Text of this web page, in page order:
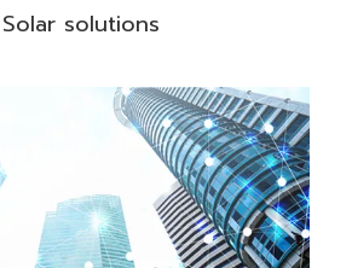
Solar solutions